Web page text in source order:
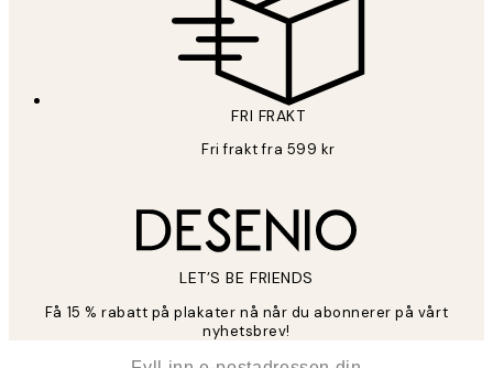
FRI FRAKT
Fri frakt fra 599 kr
LET’S BE FRIENDS
Få 15 % rabatt på plakater nå når du abonnerer på vårt
nyhetsbrev!